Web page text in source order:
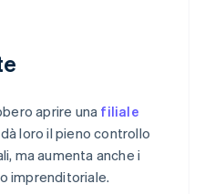
aprire una filiale
loro il pieno controllo
ma aumenta anche i
imprenditoriale.